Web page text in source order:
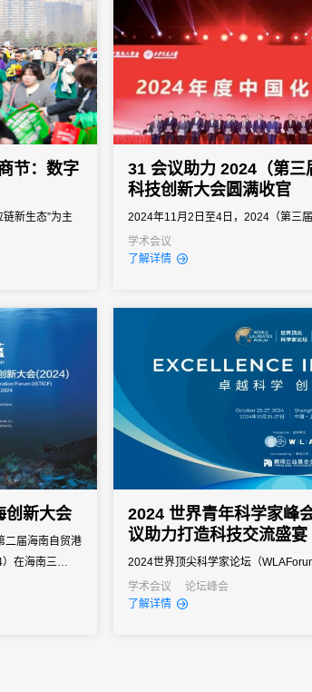
节：数字
新生态”为主
际博览中心盛
远的专业展
31 会议助力 2024（第三
科技创新大会圆满收官
2024年11月2日至4日，2024（第三
会在西安成功举办，圆满落下帷幕。
力，推进新质生产力发展”为核心主题
学术会议
了解详情
创新大会
二届海南自贸港
在海南三亚盛
嘉宾代表齐聚
济合作的广阔
2024 世界青年科学家峰
议助力打造科技交流盛宴
2024世界顶尖科学家论坛（
于10月25-27日在上海临港新片区世界
大举行。今年，正值习近平主席向顶
学术会议
论坛峰会
了解详情